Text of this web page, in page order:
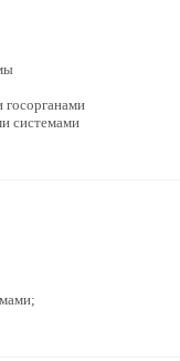
госорганами
системами